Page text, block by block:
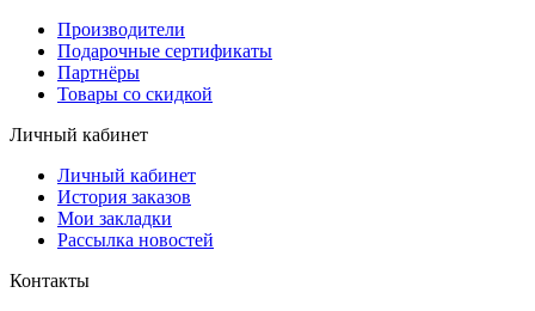
Производители
Подарочные сертификаты
Партнёры
Товары со скидкой
Личный кабинет
Личный кабинет
История заказов
Мои закладки
Рассылка новостей
Контакты